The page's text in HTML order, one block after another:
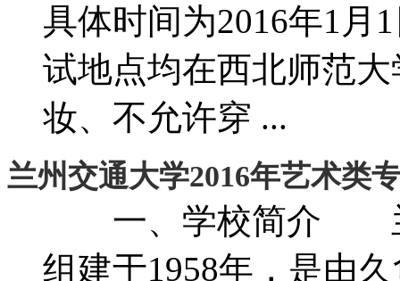
具体时间为2016年1月
试地点均在西北师范
妆、不允许穿 ...
兰州交通大学2016年艺术类
一、学校简介 兰
组建于1958年，是由